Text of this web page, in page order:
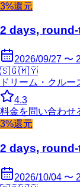
3%還元
2 days,
2026/09/27 〜
🇸🇬🇲🇾
ドリーム・クルー
4.3
料金を問い合わせ
3%還元
2 days,
2026/10/04 〜